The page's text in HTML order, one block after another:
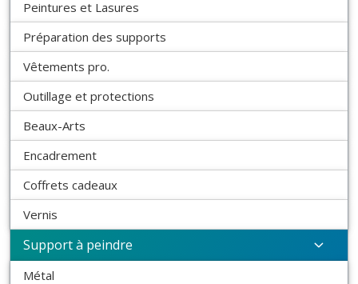
Peintures et Lasures
Préparation des supports
Vêtements pro.
Outillage et protections
Beaux-Arts
Encadrement
Coffrets cadeaux
Vernis
Support à peindre
Métal